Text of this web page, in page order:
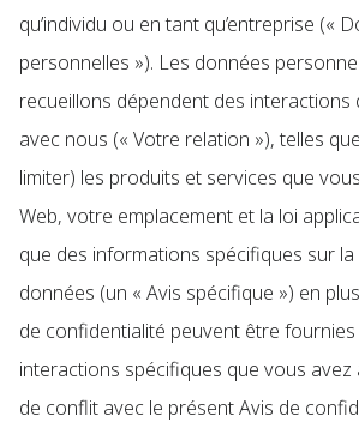
qu’individu ou en tant qu’entreprise («
personnelles »). Les données
recueillons dépendent des interactions
avec nous (« Votre relation »), telles
limiter) les produits et services que
Web, votre emplacement et la loi
que des informations spécifiques sur
données (un « Avis spécifique ») en
de confidentialité peuvent être
interactions spécifiques que vous avez
de conflit avec le présent Avis de